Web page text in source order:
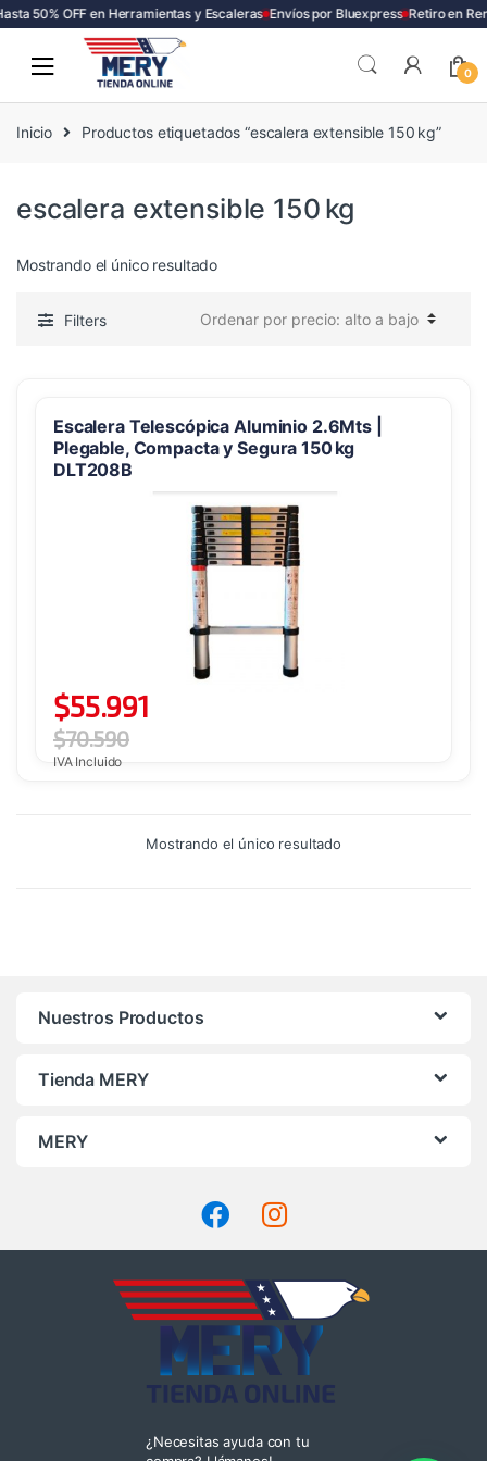
50% OFF en Herramientas y Escaleras Envíos por Bluexpress Retiro en
0
Inicio Productos etiquetados “escalera extensible 150 kg”
escalera extensible 150 kg
Mostrando el único resultado
Filters
Escalera Telescópica Aluminio 2.6Mts |
Plegable, Compacta y Segura 150 kg
DLT208B
$55.991
$70.590
IVA Incluido
Mostrando el único resultado
Nuestros Productos
Tienda MERY
MERY
¿Necesitas ayuda con tu